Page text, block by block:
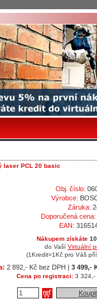
laser PCL 20 basic
Obj. číslo:
Výrobce:
Záruka:
Doporučená cena:
EAN:
Nákupem získáte
do Vaší Virtuální
(1Kredit=1Kč pro Váš
2 892,- Kč bez DPH | 3 499,-
Cena po registraci:3 324,-
Koupit